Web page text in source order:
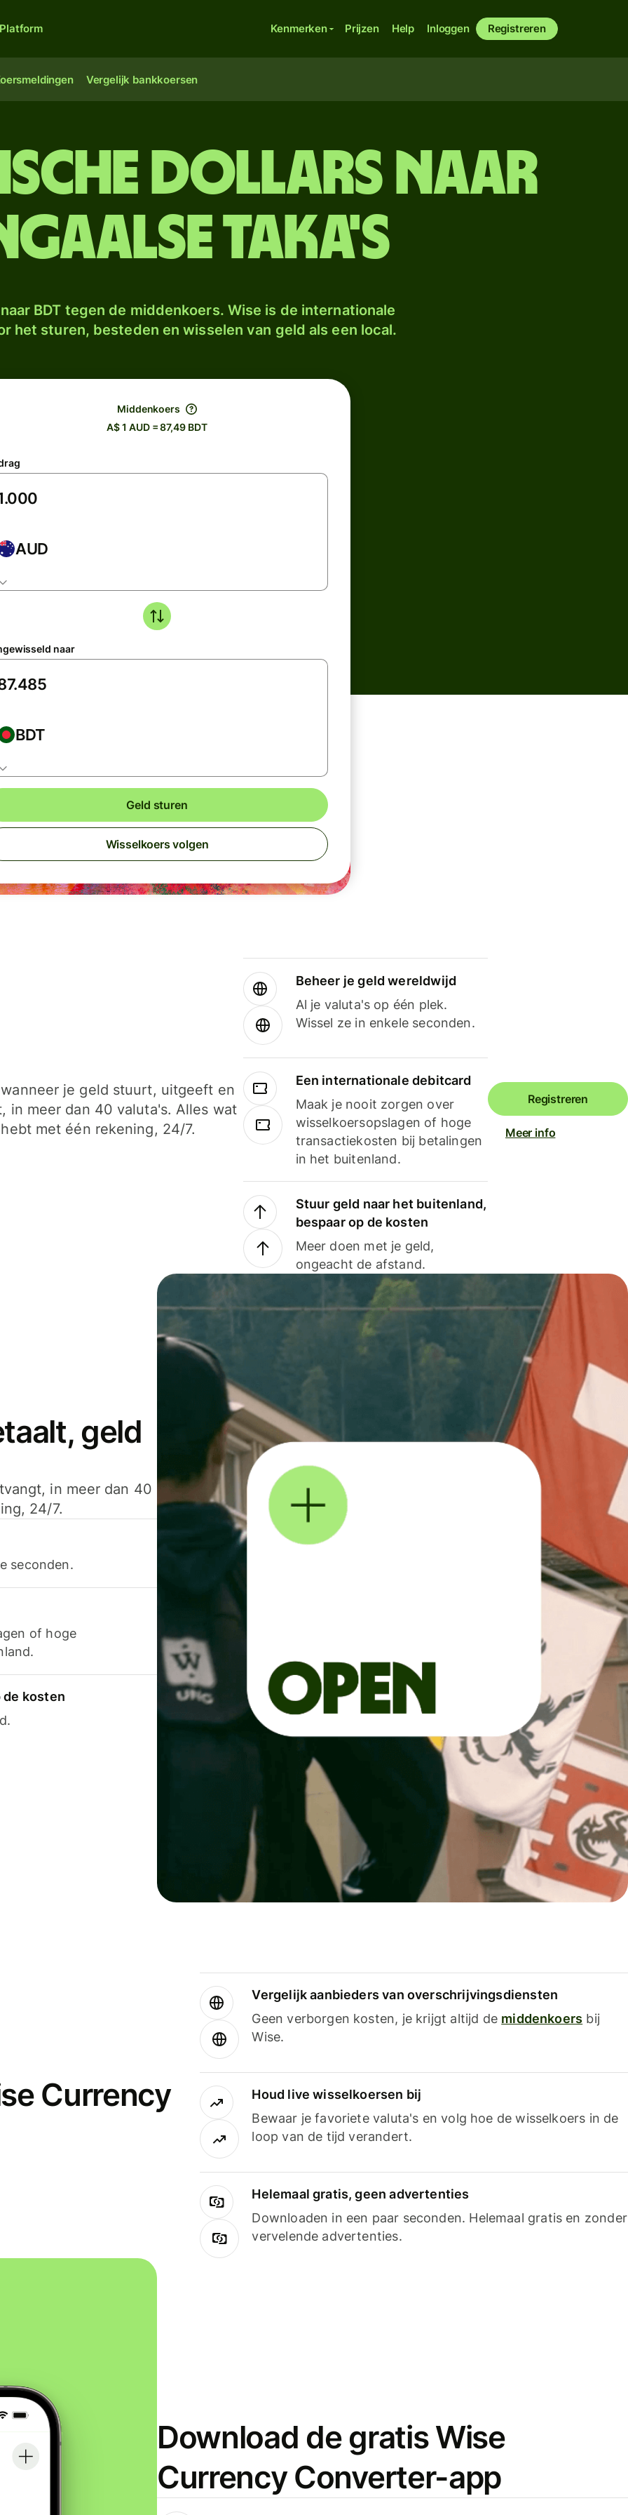
Platform Kenmerken Prijzen Help Inloggen Registreren
Vergelijk bankkoersen
dollars naar
taka's
BDT tegen de middenkoers. Wise is de internationale
het sturen, besteden en wisselen van geld als een local.
Middenkoers
A$ 1 AUD = 87,49 BDT
AUD
naar
BDT
Geld sturen
Wisselkoers volgen
je geld stuurt, uitgeeft en
in meer dan 40 valuta's. Alles wat
met één rekening, 24/7.
Beheer je geld wereldwijd
Al je valuta's op één plek.
Wissel ze in enkele seconden.
Een internationale debitcard
Maak je nooit zorgen over
wisselkoersopslagen of hoge
transactiekosten bij betalingen
in het buitenland.
Stuur geld naar het buitenland,
bespaar op de kosten
Meer doen met je geld,
ongeacht de afstand.
Registreren
Meer info
geld
in meer dan 40
24/7.
seconden.
of hoge
de kosten
Currency
Vergelijk aanbieders van overschrijvingsdiensten
Geen verborgen kosten, je krijgt altijd de middenkoers bij
Wise.
Houd live wisselkoersen bij
Bewaar je favoriete valuta's en volg hoe de wisselkoers in de
loop van de tijd verandert.
Helemaal gratis, geen advertenties
Downloaden in een paar seconden. Helemaal gratis en zonder
vervelende advertenties.
Download de gratis Wise
Currency Converter-app